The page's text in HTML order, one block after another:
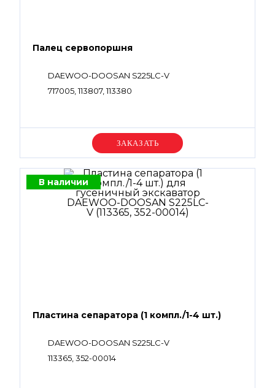
Палец сервопоршня
DAEWOO-DOOSAN S225LC-V
717005, 113807, 113380
Уточняйте цену
В наличии
Пластина сепаратора (1 компл./1-4 шт.)
DAEWOO-DOOSAN S225LC-V
113365, 352-00014